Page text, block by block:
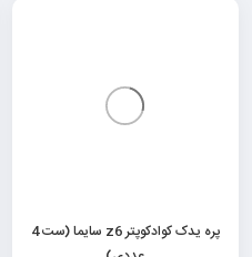
پره یدک کوادکوپتر z6 سایما (ست 4